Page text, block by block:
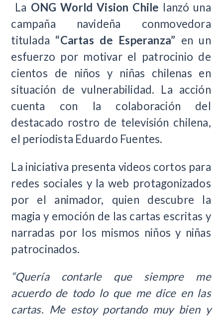
La ONG World Vision Chile lanzó una
campaña navideña conmovedora
titulada “Cartas de Esperanza” en un
esfuerzo por motivar el patrocinio de
cientos de niños y niñas chilenas en
situación de vulnerabilidad. La acción
cuenta con la colaboración del
destacado rostro de televisión chilena,
el periodista Eduardo Fuentes.
La iniciativa presenta videos cortos para
redes sociales y la web protagonizados
por el animador, quien descubre la
magia y emoción de las cartas escritas y
narradas por los mismos niños y niñas
patrocinados.
“Quería contarle que siempre me
acuerdo de todo lo que me dice en las
cartas. Me estoy portando muy bien y